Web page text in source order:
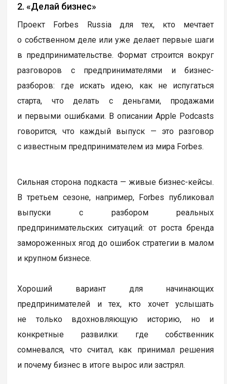
2. «Делай бизнес»
Проект Forbes Russia для тех, кто мечтает
о собственном деле или уже делает первые шаги
в предпринимательстве. Формат строится вокруг
разговоров с предпринимателями и бизнес-
разборов: где искать идею, как не испугаться
старта, что делать с деньгами, продажами
и первыми ошибками. В описании Apple Podcasts
говорится, что каждый выпуск — это разговор
с известным предпринимателем из мира Forbes.
Сильная сторона подкаста — живые бизнес-кейсы.
В третьем сезоне, например, Forbes публиковал
выпуски с разбором реальных
предпринимательских ситуаций: от роста бренда
замороженных ягод до ошибок стратегии в малом
и крупном бизнесе.
Хороший вариант для начинающих
предпринимателей и тех, кто хочет услышать
не только вдохновляющую историю, но и
конкретные развилки: где собственник
сомневался, что считал, как принимал решения
и почему бизнес в итоге вырос или застрял.